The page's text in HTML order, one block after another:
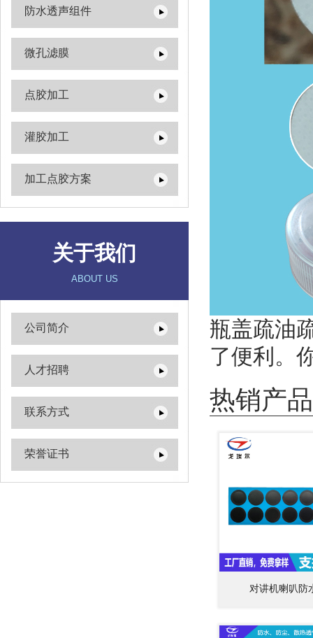
防水透声组件
微孔滤膜
点胶加工
灌胶加工
加工点胶方案
关于我们
ABOUT US
公司简介
人才招聘
联系方式
荣誉证书
瓶盖疏油
了便利。
热销产
对讲机喇叭防